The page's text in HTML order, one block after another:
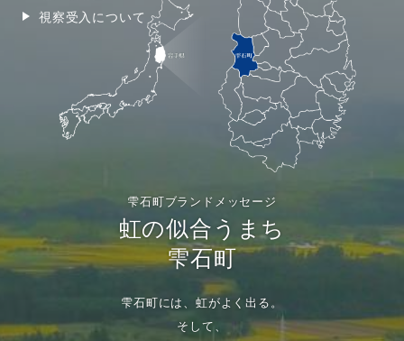
視察受入について
雫石町ブランドメッセージ
虹の似合うまち
雫石町
雫石町には、虹がよく出る。
そして、